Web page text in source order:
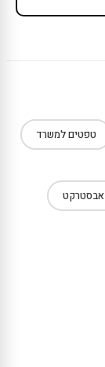
טפטים למשרד
אבסטרקט